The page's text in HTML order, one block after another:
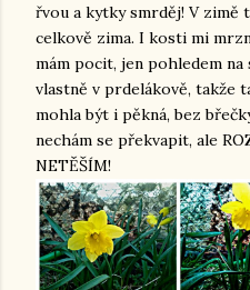
řvou a kytky smrděj! V zimě
celkově zima. I kosti mi
mám pocit, jen pohledem na
vlastně v prdelákově, takže
mohla být i pěkná, bez
nechám se překvapit, ale
NETĚŠÍM!